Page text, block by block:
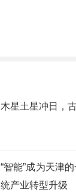
木星土星冲日，
“智能”成为天津
统产业转型升级